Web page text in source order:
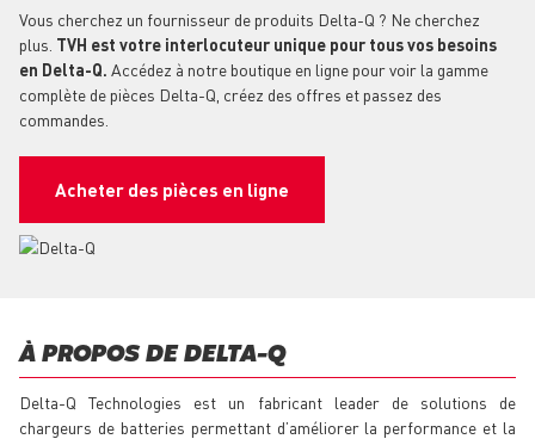
Vous cherchez un fournisseur de produits Delta-Q ? Ne cherchez
plus. TVH est votre interlocuteur unique pour tous vos besoins
en Delta-Q. Accédez à notre boutique en ligne pour voir la gamme
complète de pièces Delta-Q, créez des offres et passez des
commandes.
Acheter des pièces en ligne
À PROPOS DE DELTA-Q
Delta-Q Technologies est un fabricant leader de solutions de
chargeurs de batteries permettant d’améliorer la performance et la